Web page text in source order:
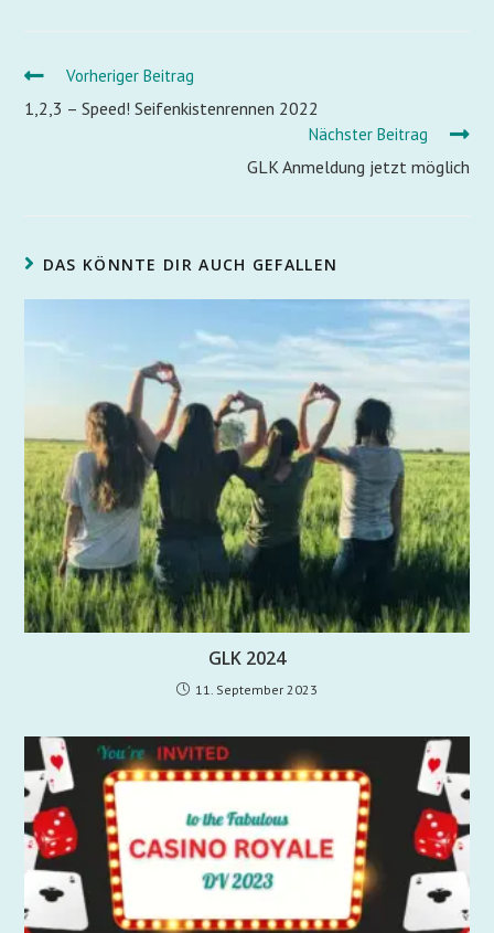
Vorheriger Beitrag
1,2,3 – Speed! Seifenkistenrennen 2022
Nächster Beitrag
GLK Anmeldung jetzt möglich
DAS KÖNNTE DIR AUCH GEFALLEN
GLK 2024
11. September 2023